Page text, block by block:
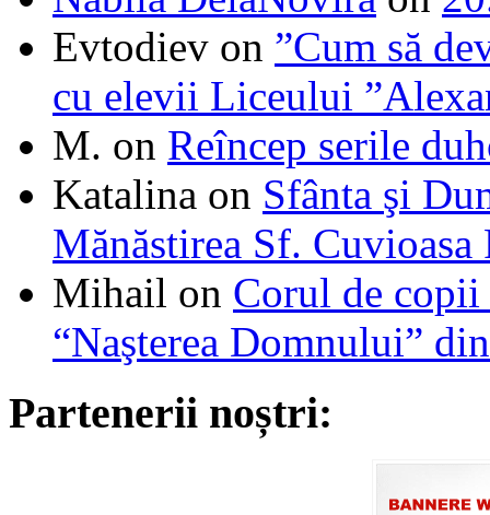
Evtodiev on ”Cum să
cu elevii Liceului
M. on Reîncep serile
Katalina on Sfânta şi
Mănăstirea Sf. Cuvioasa
Mihail on Corul de
“Naşterea Domnului”
Partenerii noștri: